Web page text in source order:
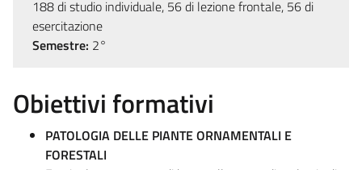
188 di studio individuale, 56 di lezione frontale, 56 di
esercitazione
Semestre: 2°
Obiettivi formativi
PATOLOGIA DELLE PIANTE ORNAMENTALI E
FORESTALI